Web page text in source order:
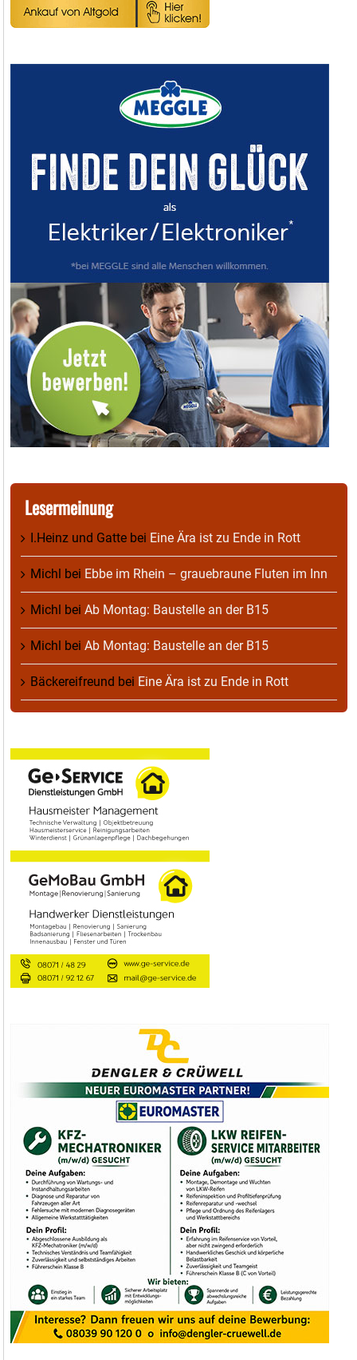
Lesermeinung
I.Heinz und Gatte bei Eine Ära ist zu Ende in Rott
Michl bei Ebbe im Rhein – grauebraune Fluten im Inn
Michl bei Ab Montag: Baustelle an der B15
Michl bei Ab Montag: Baustelle an der B15
Bäckereifreund bei Eine Ära ist zu Ende in Rott